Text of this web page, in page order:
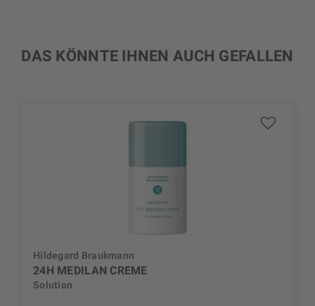
DAS KÖNNTE IHNEN AUCH GEFALLEN
Hildegard Braukmann
24H MEDILAN CREME
Solution